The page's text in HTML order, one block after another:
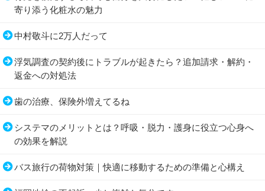
寄り添う化粧水の魅力
中村敬斗に2万人だって
浮気調査の契約後にトラブルが起きたら？追加請求・解約・
返金への対処法
歯の治療、保険外増えてるね
システマのメリットとは？呼吸・脱力・護身に役立つ心身へ
の効果を解説
バス旅行の荷物対策｜快適に移動するための準備と心構え